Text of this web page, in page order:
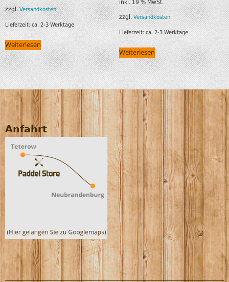
zzgl.Versandkosten
Lieferzeit:ca. 2-3 Werktage
Weiterlesen
inkl. 19 % MwSt.
zzgl.Versandkosten
Lieferzeit:ca. 2-3 Werktage
Weiterlesen
Anfahrt